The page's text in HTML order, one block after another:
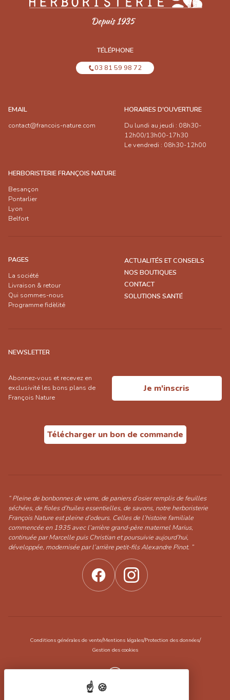
TÉLÉPHONE
03 81 59 98 72
EMAIL
contact@francois-nature.com
HORAIRES D'OUVERTURE
Du lundi au jeudi : 08h30-
12h00/13h00-17h30
Le vendredi : 08h30-12h00
HERBORISTERIE FRANÇOIS NATURE
Besançon
Pontarlier
Lyon
Belfort
PAGES
La société
Livraison & retour
Qui sommes-nous
Programme fidèlité
ACTUALITÉS ET CONSEILS
NOS BOUTIQUES
CONTACT
SOLUTIONS SANTÉ
NEWSLETTER
Abonnez-vous et recevez en
exclusivité les bons plans de
François Nature
Je m'inscris
Télécharger un bon de commande
“ Pleine de bonbonnes de verre, de paniers d’osier remplis de feuilles
séchées, de fioles d’huiles essentielles, de savons, notre herboristerie
François Nature est pleine d’odeurs. Celles de l’histoire familiale
commencée en 1935 avec l’arrière grand-père maternel Marius,
continuée par Marcelle puis Christian et poursuivie aujourd’hui,
développée, modernisée par l’arrière petit-fils Alexandre Pinot. ”
Conditions générales de vente/Mentions légales/Protection des données/
Gestion des cookies
Réalisation Koredge